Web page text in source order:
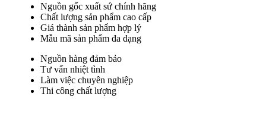
Nguồn gốc xuất sứ chính hãng
Chất lượng sản phẩm cao cấp
Giá thành sản phẩm hợp lý
Mẫu mã sản phẩm đa dạng
Nguồn hàng đảm bảo
Tư vấn nhiệt tình
Làm việc chuyên nghiệp
Thi công chất lượng